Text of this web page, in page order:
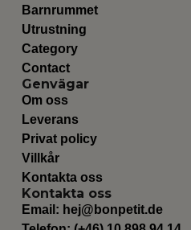
Barnrummet
Utrustning
Category
Contact
Genvägar
Om oss
Leverans
Privat policy
Villkår
Kontakta oss
Kontakta oss
Email: hej@bonpetit.de